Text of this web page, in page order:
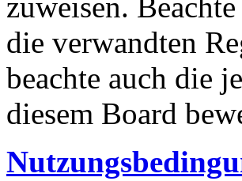
zuweisen.
die verwandten
beachte auch die
diesem Board